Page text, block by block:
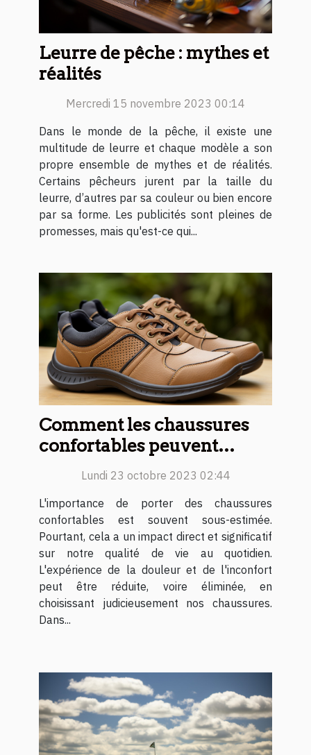
Leurre de pêche : mythes et
réalités
Mercredi 15 novembre 2023 00:14
Dans le monde de la pêche, il existe une
multitude de leurre et chaque modèle a son
propre ensemble de mythes et de réalités.
Certains pêcheurs jurent par la taille du
leurre, d’autres par sa couleur ou bien encore
par sa forme. Les publicités sont pleines de
promesses, mais qu'est-ce qui...
Comment les chaussures
confortables peuvent
améliorer votre qualité de
Lundi 23 octobre 2023 02:44
L'importance de porter des chaussures
confortables est souvent sous-estimée.
Pourtant, cela a un impact direct et significatif
sur notre qualité de vie au quotidien.
L'expérience de la douleur et de l'inconfort
peut être réduite, voire éliminée, en
choisissant judicieusement nos chaussures.
Dans...